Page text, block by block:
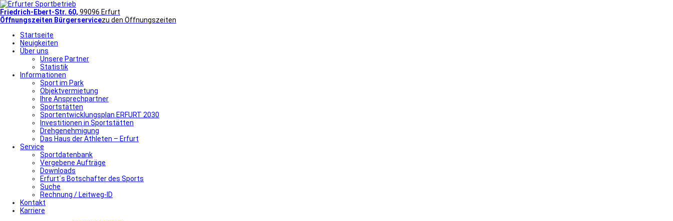
Friedrich-Ebert-Str. 60, 99096 Erfurt
Öffnungszeiten Bürgerservicezu den Öffnungszeiten
Startseite
Neuigkeiten
Über uns
Unsere Partner
Statistik
Informationen
Sport im Park
Objektvermietung
Ihre Ansprechpartner
Sportstätten
Sportentwicklungsplan ERFURT 2030
Investitionen in Sportstätten
Drehgenehmigung
Das Haus der Athleten – Erfurt
Service
Sportdatenbank
Vergebene Aufträge
Downloads
Erfurt´s Botschafter des Sports
Suche
Rechnung / Leitweg-ID
Kontakt
Karriere